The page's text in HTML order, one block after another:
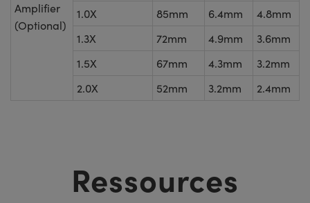
Amplifier
(Optional)
1.0X
85mm 6.4mm
4.8mm
1.3X
72mm 4.9mm
3.6mm
1.5X
67mm 4.3mm
3.2mm
2.0X
52mm 3.2mm 2.4mm
Ressources